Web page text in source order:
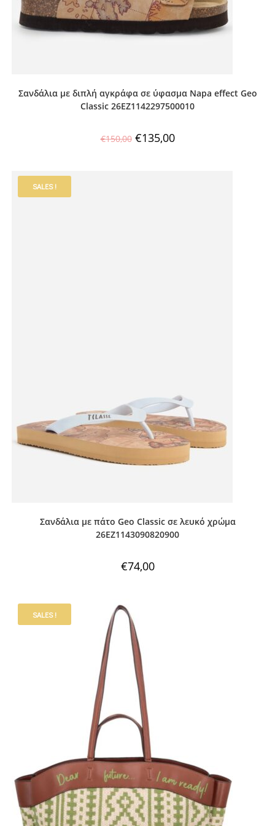
Σανδάλια με διπλή αγκράφα σε ύφασμα Napa effect Geo
Classic 26EZ1142297500010
€150,00 €135,00
SALES !
Σανδάλια με πάτο Geo Classic σε λευκό χρώμα
26EZ1143090820900
€74,00
SALES !